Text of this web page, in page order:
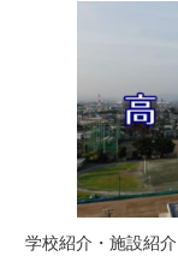
学校紹介・施設紹